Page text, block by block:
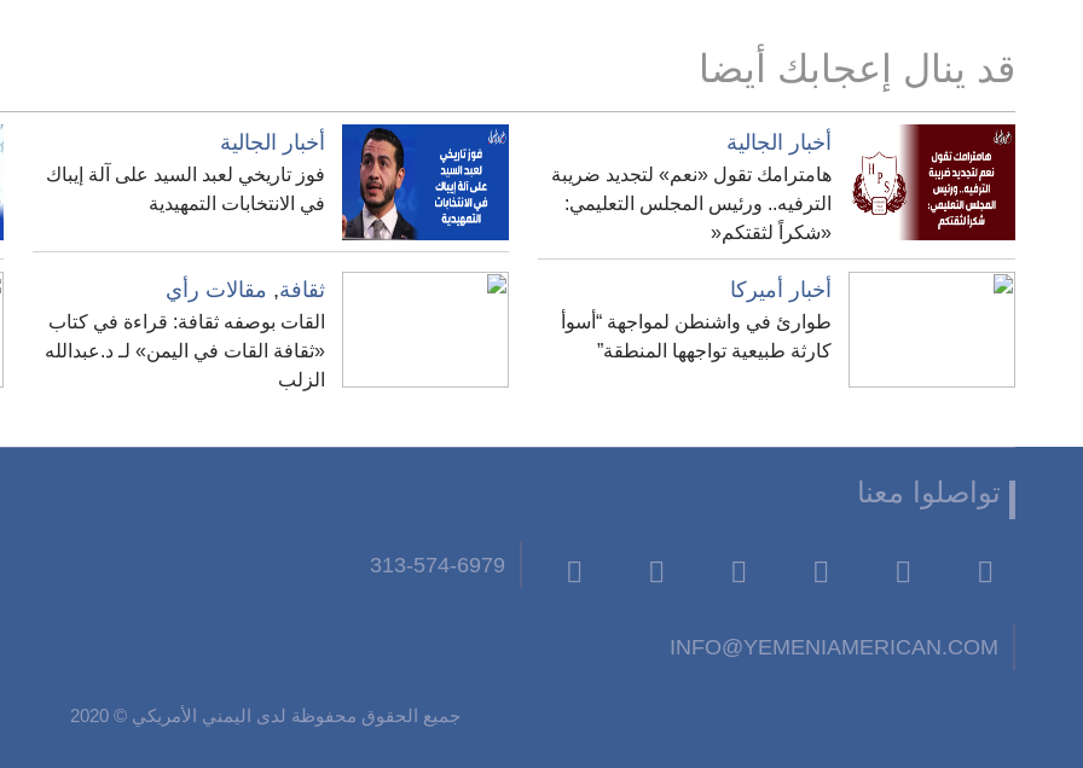
قد ينال إعجابك أيضا
أخبار الجالية
هامترامك تقول «نعم» لتجديد ضريبة
الترفيه.. ورئيس المجلس التعليمي:
«شكراً لثقتكم«
أخبار الجالية
فوز تاريخي لعبد السيد على آلة إيباك
في الانتخابات التمهيدية
أخبار أميركا
طوارئ في واشنطن لمواجهة “أسوأ
كارثة طبيعية تواجهها المنطقة”
ثقافة, مقالات رأي
القات بوصفه ثقافة: قراءة في كتاب
«ثقافة القات في اليمن» لـ د.عبدالله
الزلب
تواصلوا معنا
313-574-6979
INFO@YEMENIAMERICAN.COM
جميع الحقوق محفوظة لدى اليمني الأمريكي © 2020